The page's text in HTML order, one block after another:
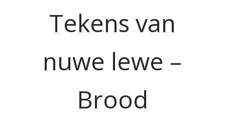
Tekens van
nuwe lewe –
Brood